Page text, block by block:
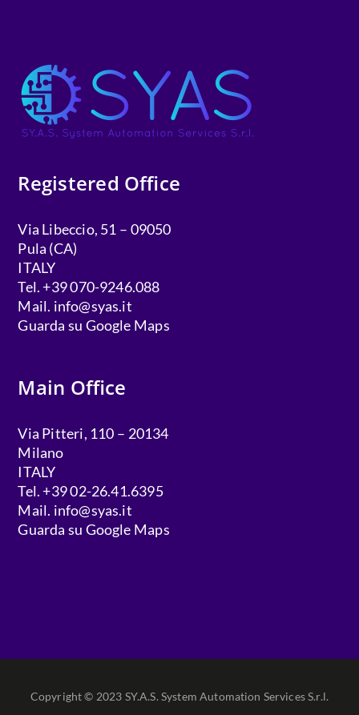
Registered Office
Via Libeccio, 51 – 09050
Pula (CA)
ITALY
Tel. +39 070-9246.088
Mail. info@syas.it
Guarda su Google Maps
Main Office
Via Pitteri, 110 – 20134
Milano
ITALY
Tel. +39 02-26.41.6395
Mail. info@syas.it
Guarda su Google Maps
Copyright © 2023 SY.A.S. System Automation Services S.r.l.